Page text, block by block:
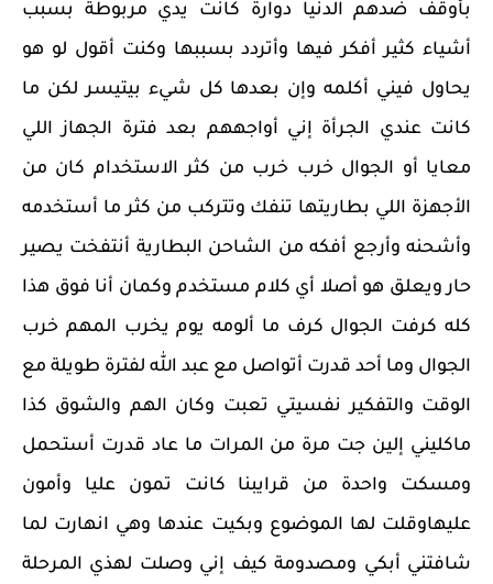
بأوقف ضدهم الدنيا دوارة كانت يدي مربوطة بسبب
أشياء كثير أفكر فيها وأتردد بسببها وكنت أقول لو هو
يحاول فيني أكلمه وإن بعدها كل شيء بيتيسر لكن ما
كانت عندي الجرأة إني أواجههم بعد فترة الجهاز اللي
معايا أو الجوال خرب خرب من كثر الاستخدام كان من
الأجهزة اللي بطاريتها تنفك وتتركب من كثر ما أستخدمه
وأشحنه وأرجع أفكه من الشاحن البطارية أنتفخت يصير
حار ويعلق هو أصلا أي كلام مستخدم وكمان أنا فوق هذا
كله كرفت الجوال كرف ما ألومه يوم يخرب المهم خرب
الجوال وما أحد قدرت أتواصل مع عبد الله لفترة طويلة مع
الوقت والتفكير نفسيتي تعبت وكان الهم والشوق كذا
ماكليني إلين جت مرة من المرات ما عاد قدرت أستحمل
ومسكت واحدة من قرايبنا كانت تمون عليا وأمون
عليهاوقلت لها الموضوع وبكيت عندها وهي انهارت لما
شافتني أبكي ومصدومة كيف إني وصلت لهذي المرحلة